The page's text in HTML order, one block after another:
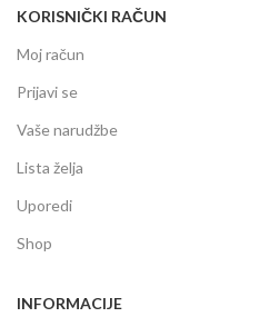
KORISNIČKI RAČUN
Moj račun
Prijavi se
Vaše narudžbe
Lista želja
Uporedi
Shop
INFORMACIJE